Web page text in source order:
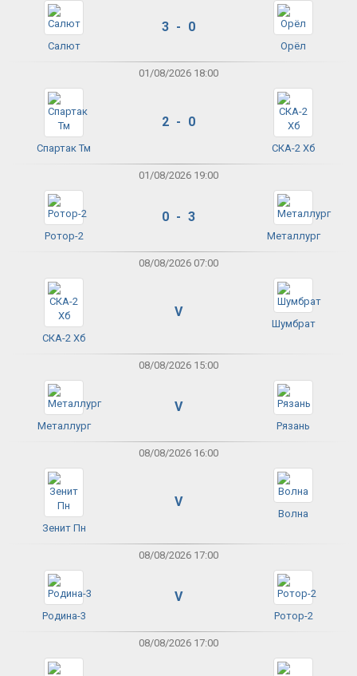
Салют
3 - 0
Орёл
01/08/2026 18:00
Спартак Тм
2 - 0
СКА-2 Хб
01/08/2026 19:00
Ротор-2
0 - 3
Металлург
08/08/2026 07:00
СКА-2 Хб
V
Шумбрат
08/08/2026 15:00
Металлург
V
Рязань
08/08/2026 16:00
Зенит Пн
V
Волна
08/08/2026 17:00
Родина-3
V
Ротор-2
08/08/2026 17:00